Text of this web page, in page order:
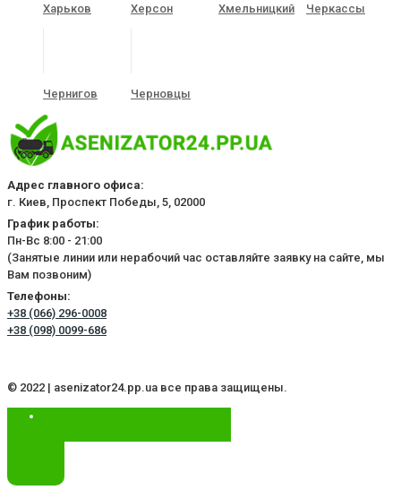
Харьков Херсон Хмельницкий Черкассы
Чернигов Черновцы
Адрес главного офиса:
г. Киев, Проспект Победы, 5, 02000
График работы:
Пн-Вс 8:00 - 21:00
(Занятые линии или нерабочий час оставляйте заявку на сайте, мы
Вам позвоним)
Телефоны:
+38 (066) 296-0008
+38 (098) 0099-686
© 2022 | asenizator24.pp.ua все права защищены.